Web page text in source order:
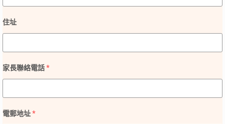
住址
家長聯絡電話*
電郵地址*